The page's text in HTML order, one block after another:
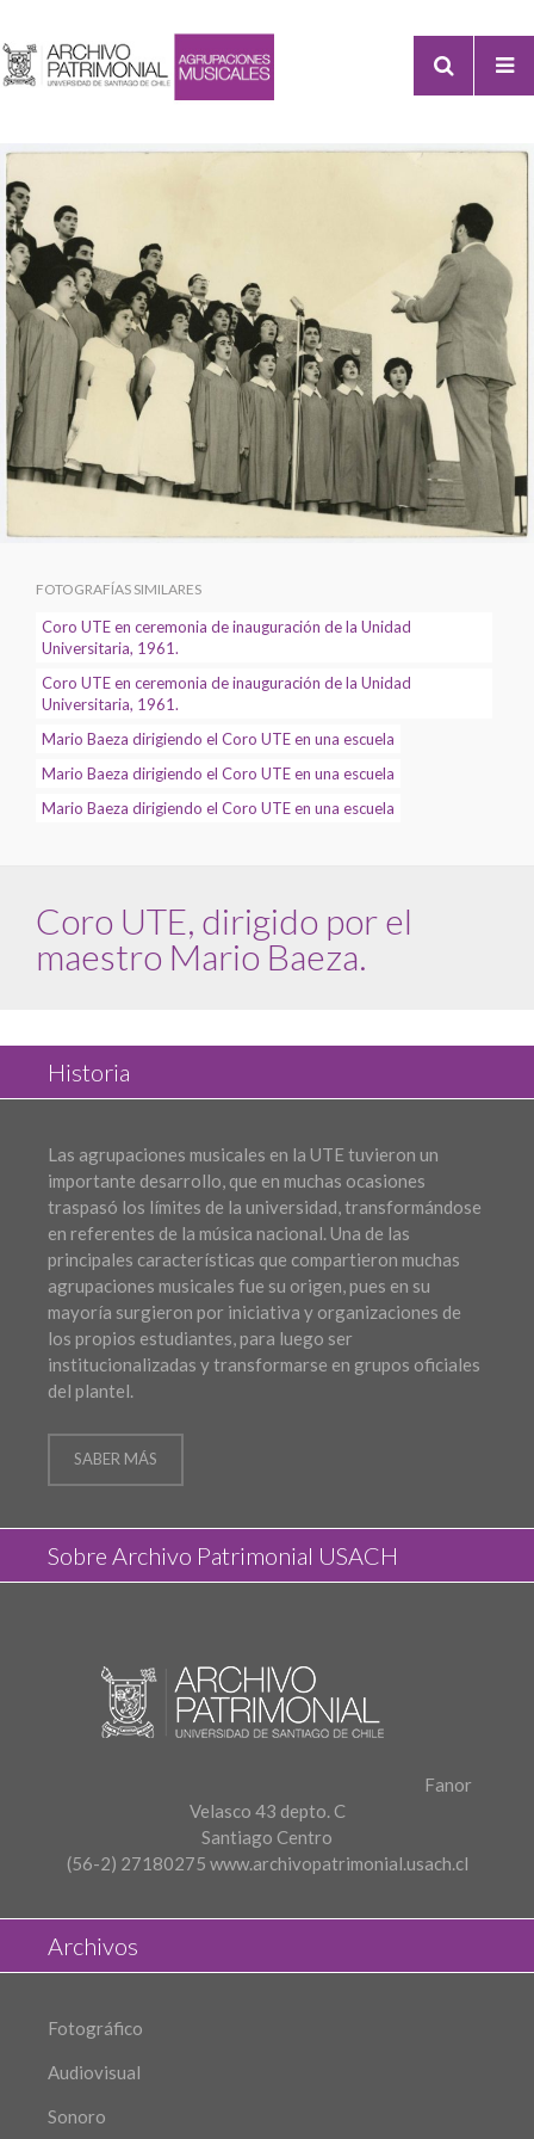
FOTOGRAFÍAS SIMILARES
Coro UTE en ceremonia de inauguración de la Unidad
Universitaria, 1961.
Coro UTE en ceremonia de inauguración de la Unidad
Universitaria, 1961.
Mario Baeza dirigiendo el Coro UTE en una escuela
Mario Baeza dirigiendo el Coro UTE en una escuela
Mario Baeza dirigiendo el Coro UTE en una escuela
Coro UTE, dirigido por el
maestro Mario Baeza.
Historia
Las agrupaciones musicales en la UTE tuvieron un
importante desarrollo, que en muchas ocasiones
traspasó los límites de la universidad, transformándose
en referentes de la música nacional. Una de las
principales características que compartieron muchas
agrupaciones musicales fue su origen, pues en su
mayoría surgieron por iniciativa y organizaciones de
los propios estudiantes, para luego ser
institucionalizadas y transformarse en grupos oficiales
del plantel.
SABER MÁS
Sobre Archivo Patrimonial USACH
Fanor
Velasco 43 depto. C
Santiago Centro
(56-2) 27180275 www.archivopatrimonial.usach.cl
Archivos
Fotográfico
Audiovisual
Sonoro